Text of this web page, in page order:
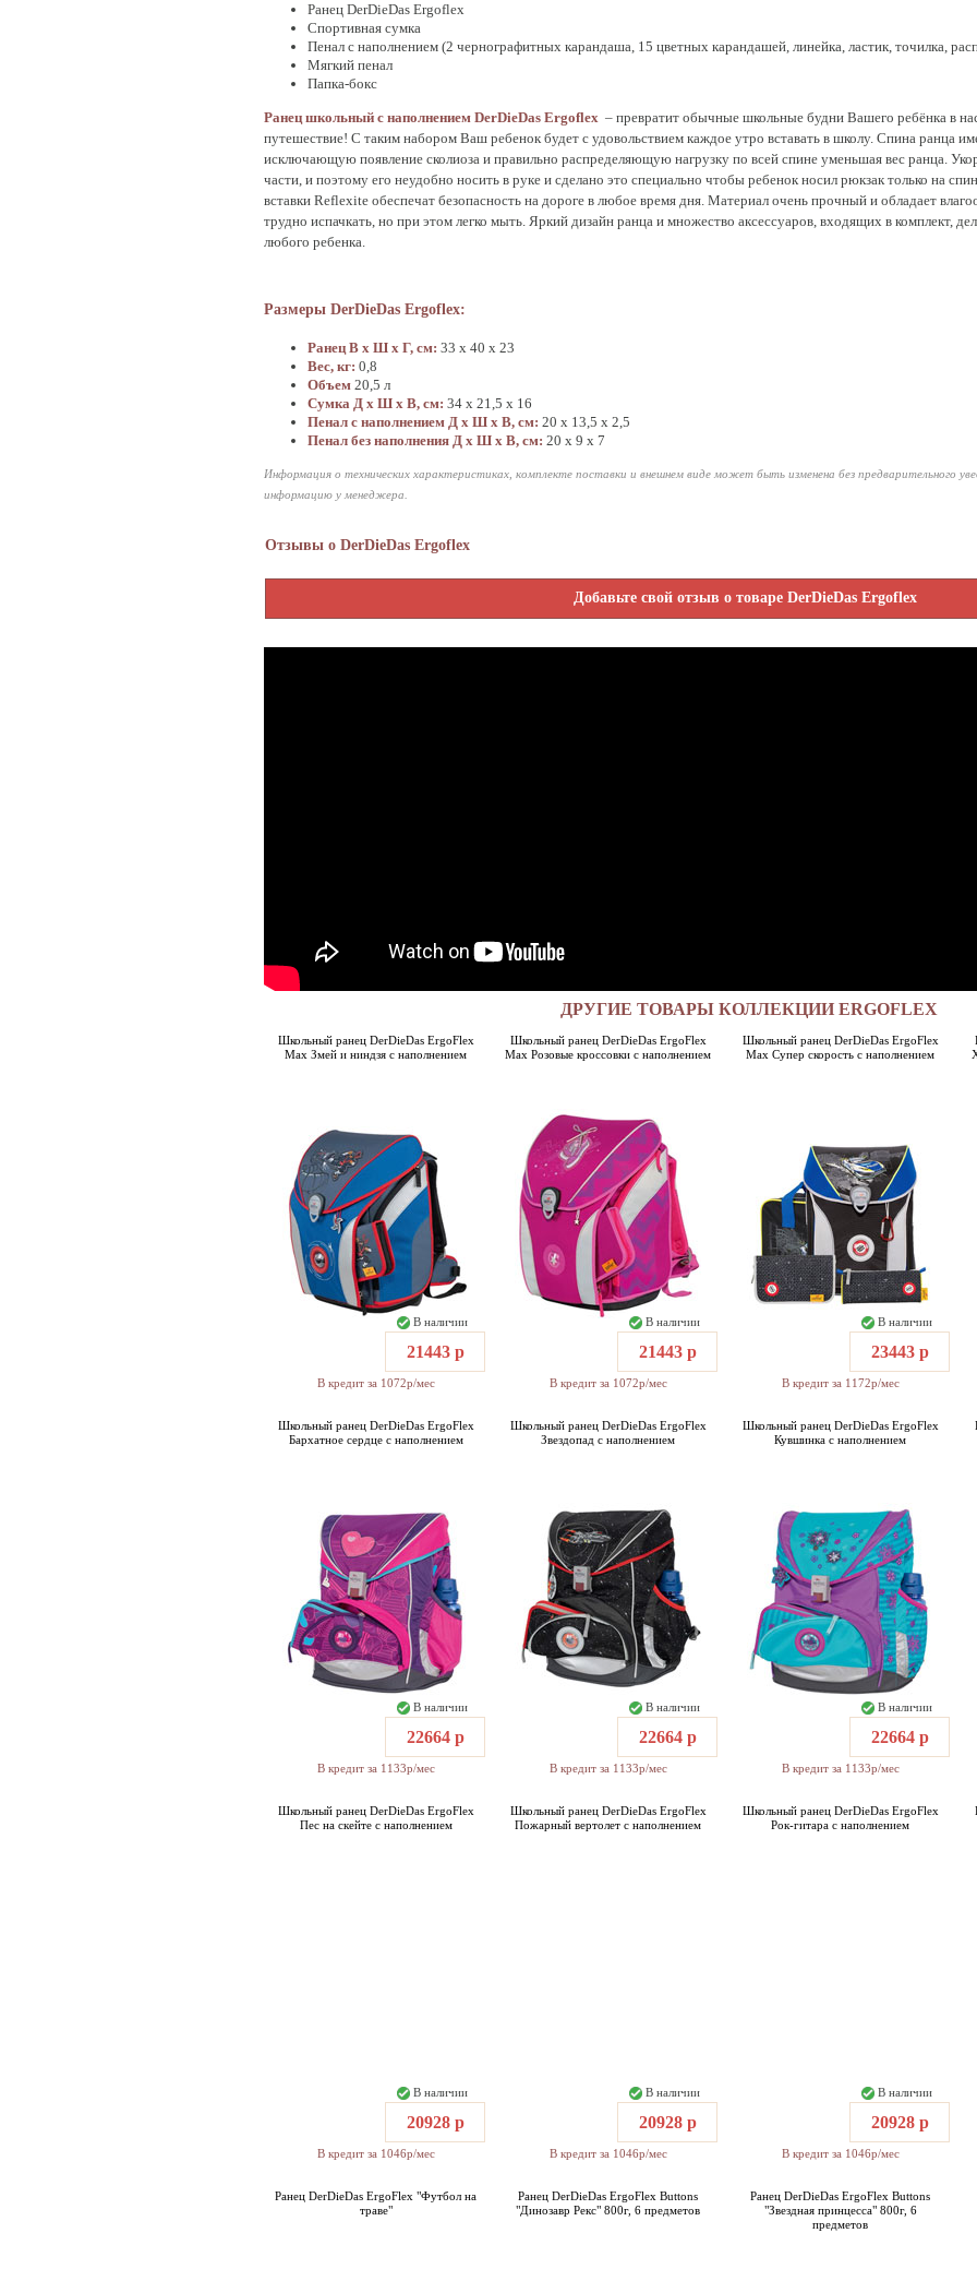
Ранец DerDieDas Ergoflex
Спортивная сумка
Пенал с наполнением (2 чернографитных карандаша, 15 цветных карандашей, линейка, ластик, точилка,
Мягкий пенал
Папка-бокс
Ранец школьный с наполнением DerDieDas Ergoflex – превратит обычные школьные будни Вашего ребёнка в
путешествие! С таким набором Ваш ребенок будет с удовольствием каждое утро вставать в школу. Спина ранца
исключающую появление сколиоза и правильно распределяющую нагрузку по всей спине уменьшая вес ранца.
части, и поэтому его неудобно носить в руке и сделано это специально чтобы ребенок носил рюкзак только на
вставки Reflexite обеспечат безопасность на дороге в любое время дня. Материал очень прочный и обладает
трудно испачкать, но при этом легко мыть. Яркий дизайн ранца и множество аксессуаров, входящих в комплект,
любого ребенка.
Размеры DerDieDas Ergoflex:
Ранец В х Ш х Г, см: 33 х 40 х 23
Вес, кг: 0,8
Объем 20,5 л
Сумка Д х Ш х В, см: 34 х 21,5 х 16
Пенал с наполнением Д х Ш х В, см: 20 х 13,5 х 2,5
Пенал без наполнения Д х Ш х В, см: 20 х 9 х 7
Информация о технических характеристиках, комплекте поставки и внешнем виде может быть изменена без предварительного
информацию у менеджера.
Отзывы о DerDieDas Ergoflex
Добавьте свой отзыв о товаре DerDieDas Ergoflex
ДРУГИЕ ТОВАРЫ КОЛЛЕКЦИИ ERGOFLEX
Школьный ранец DerDieDas ErgoFlex
Max Змей и ниндзя с наполнением
В наличии
21443 р
В кредит за 1072р/мес
Школьный ранец DerDieDas ErgoFlex
Max Розовые кроссовки с наполнением
В наличии
21443 р
В кредит за 1072р/мес
Школьный ранец DerDieDas ErgoFlex
Max Супер скорость с наполнением
В наличии
23443 р
В кредит за 1172р/мес
Школьный ранец DerDieDas ErgoFlex
Бархатное сердце с наполнением
В наличии
22664 р
В кредит за 1133р/мес
Школьный ранец DerDieDas ErgoFlex
Звездопад с наполнением
В наличии
22664 р
В кредит за 1133р/мес
Школьный ранец DerDieDas ErgoFlex
Кувшинка с наполнением
В наличии
22664 р
В кредит за 1133р/мес
Школьный ранец DerDieDas ErgoFlex
Пес на скейте с наполнением
В наличии
20928 р
В кредит за 1046р/мес
Школьный ранец DerDieDas ErgoFlex
Пожарный вертолет с наполнением
В наличии
20928 р
В кредит за 1046р/мес
Школьный ранец DerDieDas ErgoFlex
Рок-гитара с наполнением
В наличии
20928 р
В кредит за 1046р/мес
Ранец DerDieDas ErgoFlex "Футбол на
траве"
Ранец DerDieDas ErgoFlex Buttons
"Динозавр Рекс" 800г, 6 предметов
Ранец DerDieDas ErgoFlex Buttons
"Звездная принцесса" 800г, 6
предметов